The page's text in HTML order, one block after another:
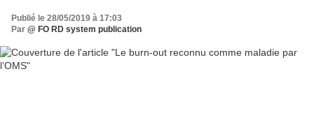
Publié le 28/05/2019 à 17:03
Par @ FO RD system publication